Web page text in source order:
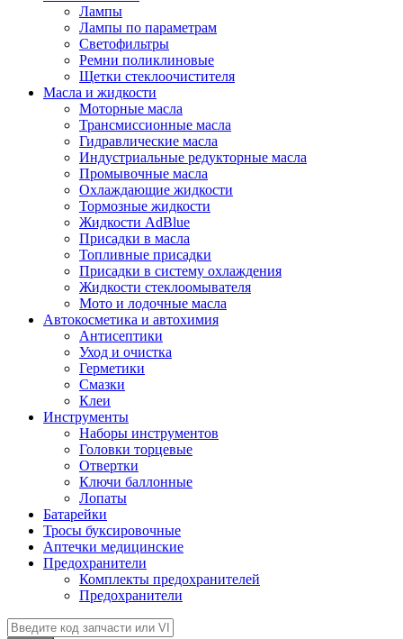
Лампы
Лампы по параметрам
Светофильтры
Ремни поликлиновые
Щетки стеклоочистителя
Масла и жидкости
Моторные масла
Трансмиссионные масла
Гидравлические масла
Индустриальные редукторные масла
Промывочные масла
Охлаждающие жидкости
Тормозные жидкости
Жидкости AdBlue
Присадки в масла
Топливные присадки
Присадки в систему охлаждения
Жидкости стеклоомывателя
Мото и лодочные масла
Автокосметика и автохимия
Антисептики
Уход и очистка
Герметики
Смазки
Клеи
Инструменты
Наборы инструментов
Головки торцевые
Отвертки
Ключи баллонные
Лопаты
Батарейки
Тросы буксировочные
Аптечки медицинские
Предохранители
Комплекты предохранителей
Предохранители